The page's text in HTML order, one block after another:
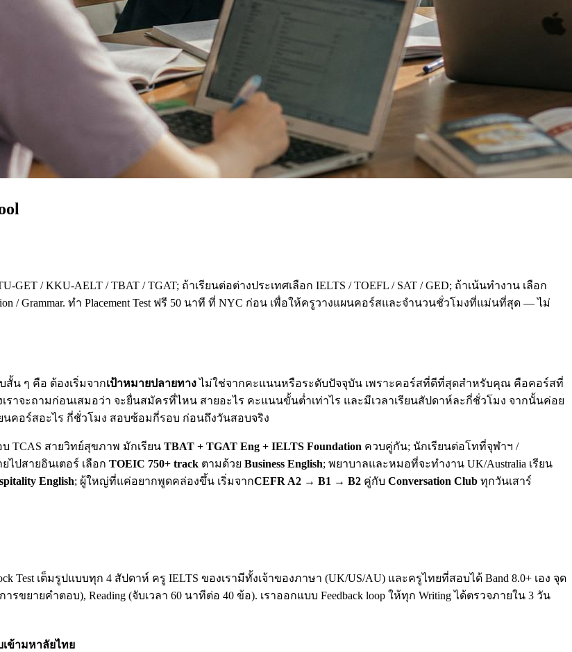
/ KKU-AELT / TBAT / TGAT; ถ้าเรียนต่อต่างประเทศเลือก IELTS / TOEFL / SAT / GED; ถ้าเน้นทำงาน เลือก
/ Grammar. ทำ Placement Test ฟรี 50 นาที ที่ NYC ก่อน เพื่อให้ครูวางแผนคอร์สและจำนวนชั่วโมงที่แม่นที่สุด — ไม่
สั้น ๆ คือ ต้องเริ่มจากเป้าหมายปลายทางไม่ใช่จากคะแนนหรือระดับปัจจุบัน เพราะคอร์สที่ดีที่สุดสำหรับคุณ คือคอร์สที่
าจะถามก่อนเสมอว่า จะยื่นสมัครที่ไหน สายอะไร คะแนนขั้นต่ำเท่าไร และมีเวลาเรียนสัปดาห์ละกี่ชั่วโมง จากนั้นค่อย
ยนคอร์สอะไร กี่ชั่วโมง สอบซ้อมกี่รอบ ก่อนถึงวันสอบจริง
TCAS สายวิทย์สุขภาพ มักเรียน TBAT + TGAT Eng + IELTS Foundation ควบคู่กัน; นักเรียนต่อโทที่จุฬาฯ /
ไปสายอินเตอร์ เลือก TOEIC 750+ track ตามด้วย Business English; พยาบาลและหมอที่จะทำงาน UK/Australia เรียน
English; ผู้ใหญ่ที่แค่อยากพูดคล่องขึ้น เริ่มจากCEFR A2 → B1 → B2 คู่กับ Conversation Club ทุกวันเสาร์
Test เต็มรูปแบบทุก 4 สัปดาห์ ครู IELTS ของเรามีทั้งเจ้าของภาษา (UK/US/AU) และครูไทยที่สอบได้ Band 8.0+ เอง จุด
ารขยายคำตอบ), Reading (จับเวลา 60 นาทีต่อ 40 ข้อ). เราออกแบบ Feedback loop ให้ทุก Writing ได้ตรวจภายใน 3 วัน
เข้ามหาลัยไทย